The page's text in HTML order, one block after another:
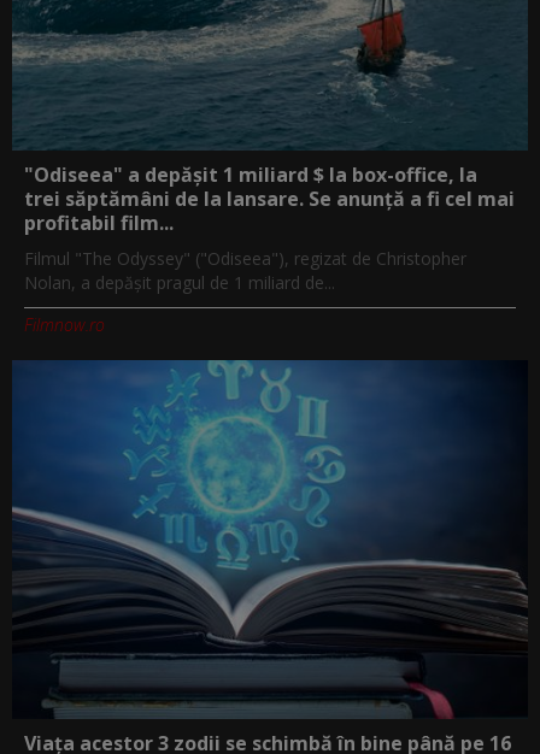
"Odiseea" a depășit 1 miliard $ la box-office, la
trei săptămâni de la lansare. Se anunță a fi cel mai
profitabil film...
Filmul "The Odyssey" ("Odiseea"), regizat de Christopher
Nolan, a depăşit pragul de 1 miliard de...
Filmnow.ro
Viața acestor 3 zodii se schimbă în bine până pe 16